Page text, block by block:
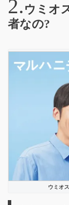
ウミオ
者なの?
ウミオ